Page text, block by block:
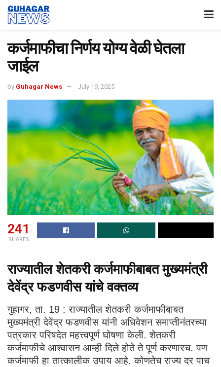
कर्जमाफीचा निर्णय योग्य वेळी घेतला
जाईल
by Guhagar News July 19, 2025
241
SHARES
राज्यातील शेतकरी कर्जमाफीबाबत मुख्यमंत्री
देवेंद्र फडणवीस यांचे वक्तव्य
गुहागर, ता. 19 : राज्यातील शेतकरी कर्जमाफीबाबत
मुख्यमंत्री देवेंद्र फडणवीस यांनी अधिवेशन समाप्तीनंतरच्या
पत्रकार परिषदेत महत्त्वपूर्ण घोषणा केली. शेतकरी
कर्जमाफीचे आश्वासन आम्ही दिले होते ते पूर्ण करणारच. पण
कर्जमाफी हा तात्कालीक उपाय आहे. कोणतेच राज्य दर पाच